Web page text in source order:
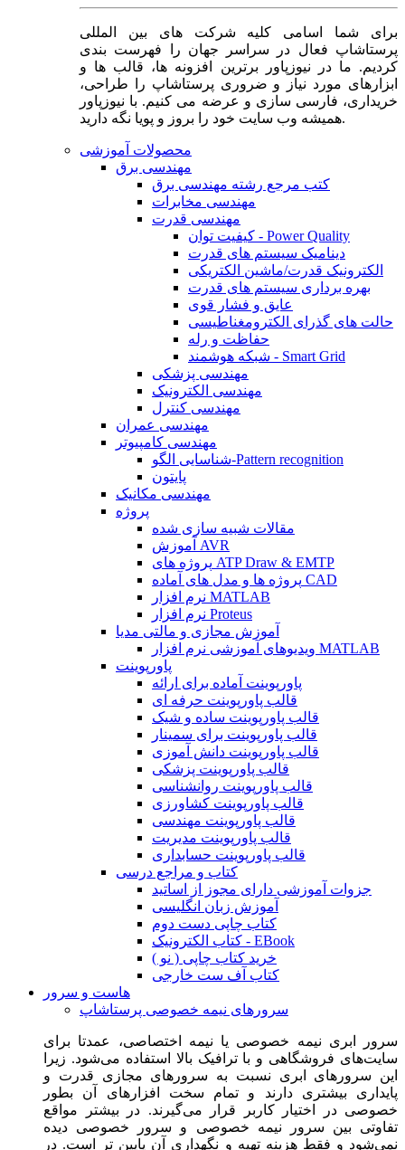
برای شما اسامی کلیه شرکت های بین المللی
پرستاشاپ فعال در سراسر جهان را فهرست بندی
کردیم. ما در نیوزپاور برترین افزونه ها، قالب ها و
ابزارهای مورد نیاز و ضروری پرستاشاپ را طراحی،
خریداری، فارسی سازی و عرضه می کنیم. با نیوزپاور
همیشه وب سایت خود را بروز و پویا نگه دارید.
محصولات آموزشی
مهندسی برق
کتب مرجع رشته مهندسی برق
مهندسی مخابرات
مهندسی قدرت
کیفیت توان - Power Quality
دینامیک سیستم های قدرت
الکترونیک قدرت/ماشین الکتریکی
بهره برداری سیستم های قدرت
عایق و فشار قوی
حالت های گذرای الکترومغناطیسی
حفاظت و رله
شبکه هوشمند - Smart Grid
مهندسی پزشکی
مهندسی الکترونیک
مهندسی کنترل
مهندسی عمران
مهندسی کامپیوتر
شناسایی الگو-Pattern recognition
پایتون
مهندسی مکانیک
پروژه
مقالات شبیه سازی شده
آموزش AVR
پروژه های ATP Draw & EMTP
پروژه ها و مدل های آماده CAD
نرم افزار MATLAB
نرم افزار Proteus
آموزش مجازی و مالتی مدیا
ویدیوهای آموزشی نرم افزار MATLAB
پاورپوینت
پاورپوینت آماده برای ارائه
قالب پاورپوینت حرفه ای
قالب پاورپوینت ساده و شیک
قالب پاورپوینت برای سمینار
قالب پاورپوینت دانش آموزی
قالب پاورپوینت پزشکی
قالب پاورپوینت روانشناسی
قالب پاورپوینت کشاورزی
قالب پاورپوینت مهندسی
قالب پاورپوینت مدیریت
قالب پاورپوینت حسابداری
کتاب و مراجع درسی
جزوات آموزشی دارای مجوز از اساتید
آموزش زبان انگلیسی
کتاب چاپی دست دوم
کتاب الکترونیک - EBook
خرید کتاب چاپی ( نو )
کتاب آف ست خارجی
هاست و سرور
سرورهای نیمه خصوصی پرستاشاپ
سرور ابری نیمه خصوصی یا نیمه اختصاصی، عمدتا برای
سایت‌های فروشگاهی و با ترافیک بالا استفاده می‌شود. زیرا
این سرورهای ابری نسبت به سرورهای مجازی قدرت و
پایداری بیشتری دارند و تمام سخت افزارهای آن بطور
خصوصی در اختیار کاربر قرار می‌گیرند. در بیشتر مواقع
تفاوتی بین سرور نیمه خصوصی و سرور خصوصی دیده
نمی‌شود و فقط هزینه تهیه و نگهداری آن پایین تر است. در